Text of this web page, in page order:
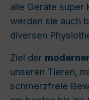
alle Geräte super
werden sie auch
diversen
Ziel der
unseren Tieren,
schmerzfreie